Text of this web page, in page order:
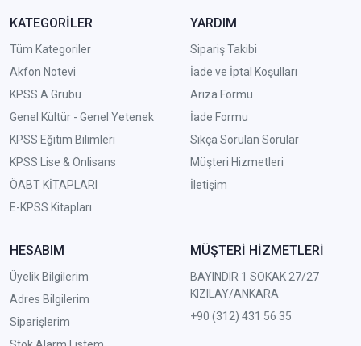
KATEGORİLER
Tüm Kategoriler
Akfon Notevi
KPSS A Grubu
Genel Kültür - Genel Yetenek
KPSS Eğitim Bilimleri
KPSS Lise & Önlisans
ÖABT KİTAPLARI
E-KPSS Kitapları
YARDIM
Sipariş Takibi
İade ve İptal Koşulları
Arıza Formu
İade Formu
Sıkça Sorulan Sorular
Müşteri Hizmetleri
İletişim
HESABIM
Üyelik Bilgilerim
Adres Bilgilerim
Siparişlerim
MÜŞTERİ HİZMETLERİ
BAYINDIR 1 SOKAK 27/27
KIZILAY/ANKARA
+90 (312) 431 56 35